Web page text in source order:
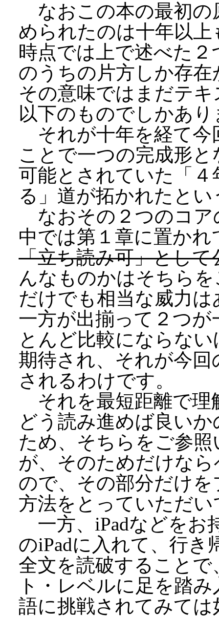
なおこの本の最初の
められたのは十年以
時点では上で述べた
のうちの片方しか存
その意味ではまだテ
以下のものでしかあ
それが十年を経て今
ことで一つの完成形
可能とされていた「
る」道が拓かれたと
なおその２つのコア
中では第１章に置かれ
「立ち読み可」とし
んなものかはそちら
だけでも相当な威力
一方が出揃って２つ
とんど比較にならな
期待され、それが今
されるわけです。
それを最短距離で理
どう読み進めば良い
ため、そちらをご参
が、そのためだけな
ので、その部分だけ
方法をとっていただ
一方、iPadなどをお
のiPadに入れて、行き
全文を読破すること
ト・レベルに足を踏
語に挑戦されてみて